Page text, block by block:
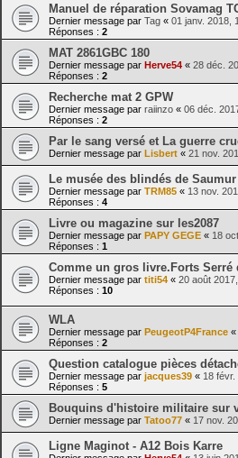
Manuel de réparation Sovamag
Dernier message par Tag « 01 janv. 2018,
Réponses : 2
MAT 2861GBC 180
Dernier message par Herve54 « 28 déc.
Réponses : 2
Recherche mat 2 GPW
Dernier message par raiinzo « 06 déc.
Réponses : 2
Par le sang versé et La guerre
Dernier message par Lisbert « 21 nov.
Le musée des blindés de Saumur
Dernier message par TRM85 « 13 nov.
Réponses : 4
Livre ou magazine sur les2087
Dernier message par PAPY GEGE « 18
Réponses : 1
Comme un gros livre.Forts Serré
Dernier message par titi54 « 20 août
Réponses : 10
WLA
Dernier message par PeugeotP4France «
Réponses : 2
Question catalogue pièces
Dernier message par jacques39 « 18 févr.
Réponses : 5
Bouquins d'histoire militaire sur
Dernier message par Tatoo77 « 17 nov.
Ligne Maginot - A12 Bois Karre